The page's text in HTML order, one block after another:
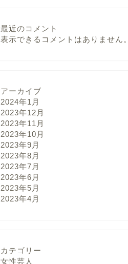
最近のコメント
表示できるコメントはありません。
アーカイブ
2024年1月
2023年12月
2023年11月
2023年10月
2023年9月
2023年8月
2023年7月
2023年6月
2023年5月
2023年4月
カテゴリー
女性芸人